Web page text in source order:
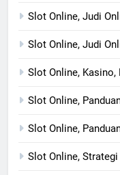
Slot Online, Judi
Slot Online, Judi
Slot Online, Kasino,
Slot Online,
Slot Online,
Slot Online,